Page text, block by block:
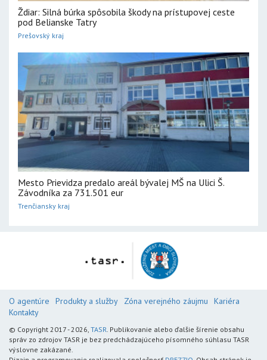
Ždiar: Silná búrka spôsobila škody na prístupovej ceste
pod Belianske Tatry
Prešovský kraj
Mesto Prievidza predalo areál bývalej MŠ na Ulici Š.
Závodníka za 731.501 eur
Trenčiansky kraj
O agentúre Produkty a služby Zóna verejného záujmu
Kariéra
Kontakty
© Copyright 2017 - 2026, TASR. Publikovanie alebo ďalšie šírenie obsahu
správ zo zdrojov TASR je bez predchádzajúceho písomného súhlasu TASR
výslovne zakázané.